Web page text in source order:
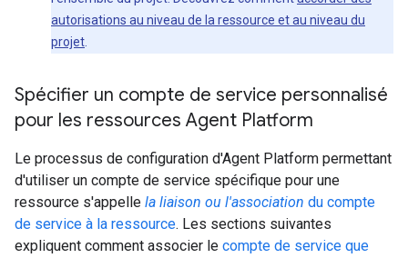
autorisations au niveau de la ressource et au niveau du
projet
Spécifier un compte de service personnalisé
pour les ressources Agent Platform
Le processus de configuration d'Agent Platform permettant
d'utiliser un compte de service spécifique pour une
ressource s'appelle la liaison ou l'association du compte
de service à la ressource. Les sections suivantes
expliquent comment associer le compte de service que